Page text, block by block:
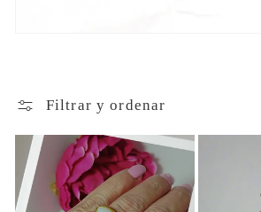
Filtrar y ordenar